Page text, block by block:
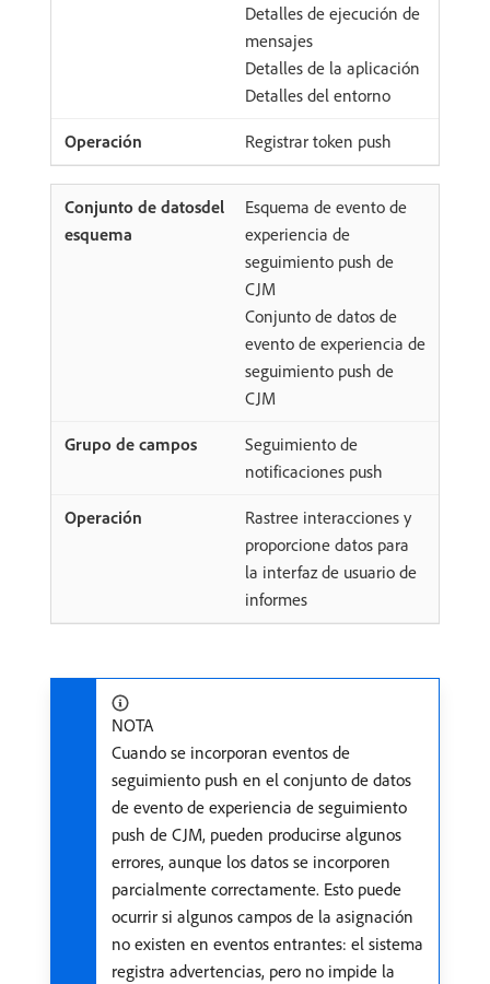
Detalles de ejecución de
mensajes
Detalles de la aplicación
Detalles del entorno
Registrar token push
Esquema de evento de
experiencia de
seguimiento push de
CJM
Conjunto de datos de
evento de experiencia de
seguimiento push de
CJM
Seguimiento de
notificaciones push
Rastree interacciones y
proporcione datos para
la interfaz de usuario de
informes
NOTA
Cuando se incorporan eventos de
seguimiento push en el conjunto de datos
de evento de experiencia de seguimiento
push de CJM, pueden producirse algunos
errores, aunque los datos se incorporen
parcialmente correctamente. Esto puede
ocurrir si algunos campos de la asignación
no existen en eventos entrantes: el sistema
registra advertencias, pero no impide la